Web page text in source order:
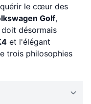
le cœur des
Golf,
désormais
et l'élégant
trois philosophies